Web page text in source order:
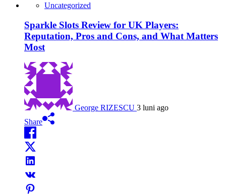
Uncategorized
Sparkle Slots Review for UK Players:
Reputation, Pros and Cons, and What Matters
Most
George RIZESCU 3 luni ago
Share